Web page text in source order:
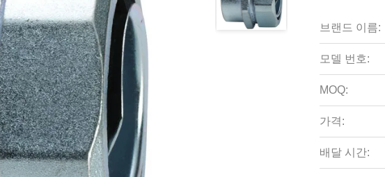
브랜드 이름:
모델 번호:
MOQ:
가격:
배달 시간: